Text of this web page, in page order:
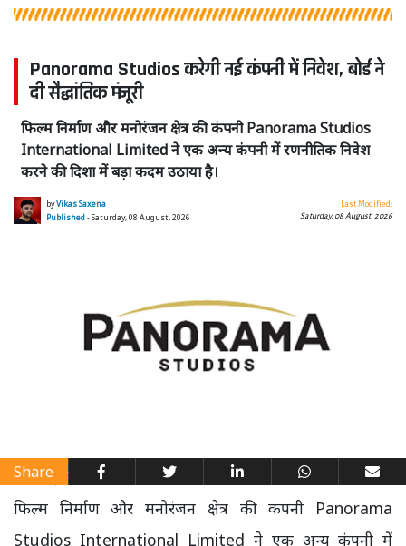
Panorama Studios करेगी नई कंपनी में निवेश, बोर्ड ने
दी सैद्धांतिक मंजूरी
फिल्म निर्माण और मनोरंजन क्षेत्र की कंपनी Panorama Studios
International Limited ने एक अन्य कंपनी में रणनीतिक निवेश
करने की दिशा में बड़ा कदम उठाया है।
byVikas Saxena
Published- Saturday, 08 August, 2026
Last Modified:
Saturday, 08 August, 2026
Share
फिल्म निर्माण और मनोरंजन क्षेत्र की कंपनी Panorama
Studios International Limited ने एक अन्य कंपनी में